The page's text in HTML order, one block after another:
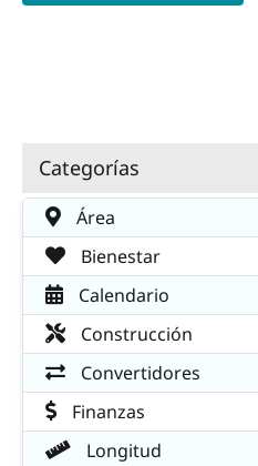
Categorías
Área
Bienestar
Calendario
Construcción
Convertidores
Finanzas
Longitud